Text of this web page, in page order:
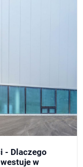
- Dlaczego
w